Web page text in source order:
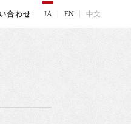
合わせ JA EN 中文